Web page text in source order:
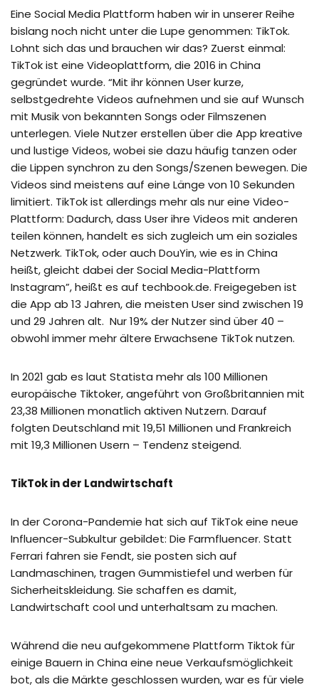
Eine Social Media Plattform haben wir in unserer Reihe
bislang noch nicht unter die Lupe genommen: TikTok.
Lohnt sich das und brauchen wir das? Zuerst einmal:
TikTok ist eine Videoplattform, die 2016 in China
gegründet wurde. “Mit ihr können User kurze,
selbstgedrehte Videos aufnehmen und sie auf Wunsch
mit Musik von bekannten Songs oder Filmszenen
unterlegen. Viele Nutzer erstellen über die App kreative
und lustige Videos, wobei sie dazu häufig tanzen oder
die Lippen synchron zu den Songs/Szenen bewegen. Die
Videos sind meistens auf eine Länge von 10 Sekunden
limitiert. TikTok ist allerdings mehr als nur eine Video-
Plattform: Dadurch, dass User ihre Videos mit anderen
teilen können, handelt es sich zugleich um ein soziales
Netzwerk. TikTok, oder auch DouYin, wie es in China
heißt, gleicht dabei der Social Media-Plattform
Instagram”, heißt es auf techbook.de. Freigegeben ist
die App ab 13 Jahren, die meisten User sind zwischen 19
und 29 Jahren alt. Nur 19% der Nutzer sind über 40 –
obwohl immer mehr ältere Erwachsene TikTok nutzen.
In 2021 gab es laut Statista mehr als 100 Millionen
europäische Tiktoker, angeführt von Großbritannien mit
23,38 Millionen monatlich aktiven Nutzern. Darauf
folgten Deutschland mit 19,51 Millionen und Frankreich
mit 19,3 Millionen Usern – Tendenz steigend.
TikTok in der Landwirtschaft
In der Corona-Pandemie hat sich auf TikTok eine neue
Influencer-Subkultur gebildet: Die Farmfluencer. Statt
Ferrari fahren sie Fendt, sie posten sich auf
Landmaschinen, tragen Gummistiefel und werben für
Sicherheitskleidung. Sie schaffen es damit,
Landwirtschaft cool und unterhaltsam zu machen.
Während die neu aufgekommene Plattform Tiktok für
einige Bauern in China eine neue Verkaufsmöglichkeit
bot, als die Märkte geschlossen wurden, war es für viele